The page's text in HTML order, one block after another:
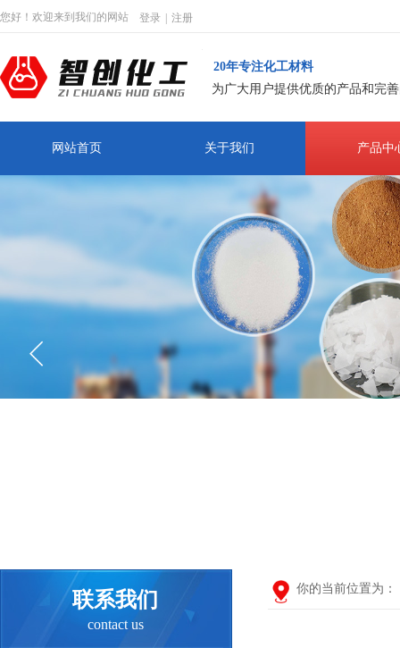
登录 注册
您好！欢迎来到我们的网站
20年专注化工材料
为广大用户提供优质的产品和完
网站首页 关于我们 产品中
你的当前位置为：
联系我们
contact us